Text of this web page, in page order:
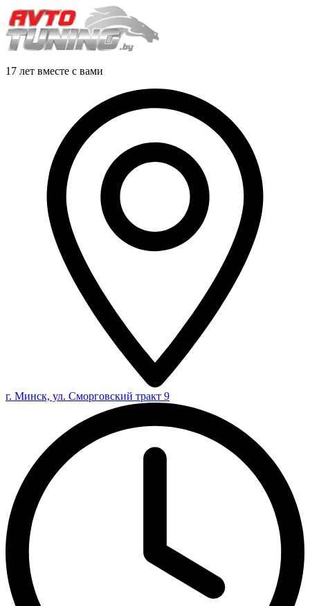
17 лет вместе с вами
г. Минск, ул. Сморговский тракт 9